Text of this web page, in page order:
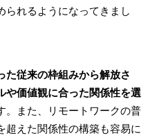
られるようになってきまし
た従来の枠組みから解放さ
や価値観に合った関係性を選
。また、リモートワークの普
超えた関係性の構築も容易に